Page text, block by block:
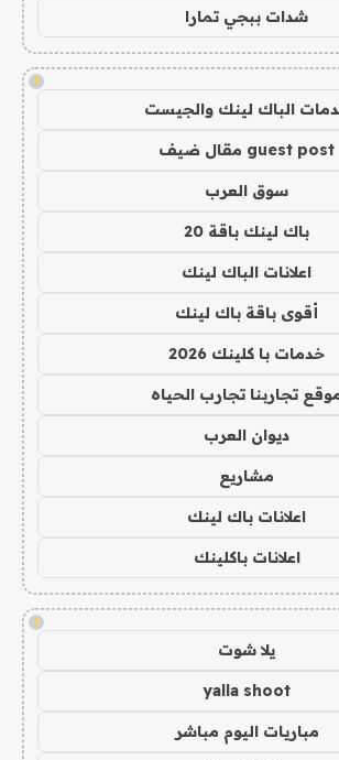
شدات ببجي تمارا
!
الباك لينك والجيست
guest post مقال ضيف
سوق العرب
باك لينك باقة 20
اعلانات الباك لينك
أقوى باقة باك لينك
خدمات با كلينك 2026
تجاربنا تجارب الحياه
ديوان العرب
مشاريع
اعلانات باك لينك
اعلانات باكلينك
!
يلا شوت
yalla shoot
مباريات اليوم مباشر